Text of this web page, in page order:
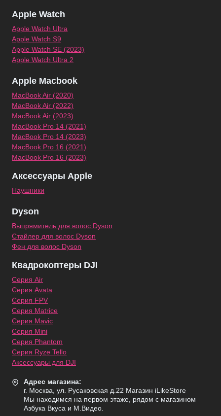
Apple Watch
Apple Watch Ultra
Apple Watch S9
Apple Watch SE (2023)
Apple Watch Ultra 2
Apple Macbook
MacBook Air (2020)
MacBook Air (2022)
MacBook Air (2023)
MacBook Pro 14 (2021)
MacBook Pro 14 (2023)
MacBook Pro 16 (2021)
MacBook Pro 16 (2023)
Аксессуары Apple
Наушники
Dyson
Выпрямитель для волос Dyson
Стайлер для волос Dyson
Фен для волос Dyson
Квадрокоптеры DJI
Серия Air
Серия Avata
Серия FPV
Серия Matrice
Серия Mavic
Серия Mini
Серия Phantom
Серия Ryze Tello
Аксессуары для DJI
Адрес магазина:
г. Москва, ул. Русаковская д.22 Магазин iLikeStore
Мы находимся на первом этаже, рядом с магазином
Азбука Вкуса и М.Видео.